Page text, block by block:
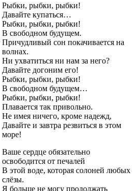
Рыбки, рыбки, рыбки!
Давайте купаться…
Рыбки, рыбки, рыбки!
В свободном будущем.
Причудливый сон покачивается на
волнах.
Ни ухватиться ни нам за него?
Давайте догоним его!
Рыбки, рыбки, рыбки!
В свободном будущем…
Рыбки, рыбки, рыбки!
Плавается так привольно.
Не имея ничего, кроме надежд,
Давайте и завтра резвиться в этом
море!
Ваше сердце обязательно
освободится от печалей
В этой воде, которая солоней любых
слёзы.
Я больше не могу продолжать